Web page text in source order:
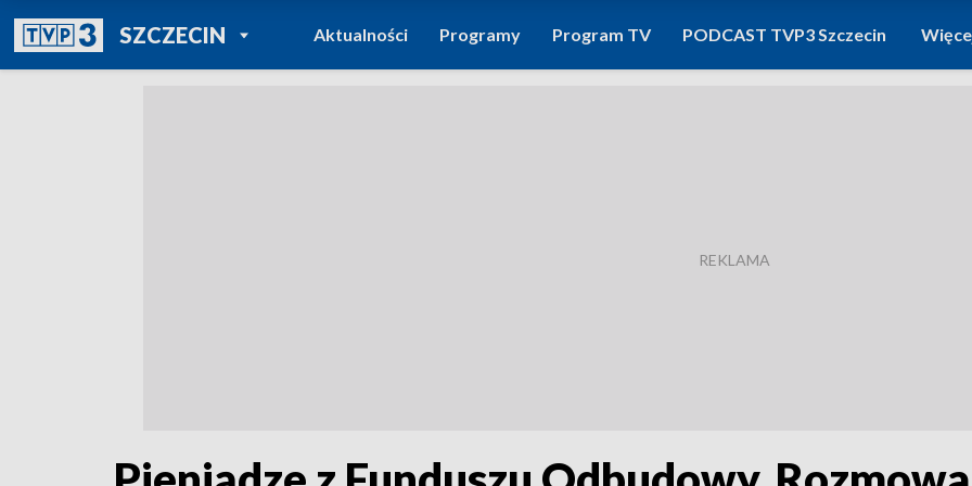
SZCZECINPOWRÓT DO
TVP REGIONY
Aktualności Programy Program TV PODCAST TVP3 Szczecin